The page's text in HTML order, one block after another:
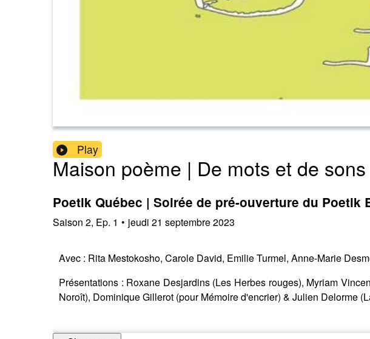
Play
Maison poème | De mots et de sons
Poetik Québec | Soirée de pré-ouverture du Poetik
Saison 2, Ep. 1 • jeudi 21 septembre 2023
Avec : Rita Mestokosho, Carole David, Emilie Turmel, Anne-Marie
Présentations : Roxane Desjardins (Les Herbes rouges), Myriam
Noroît), Dominique Gillerot (pour Mémoire d'encrier) & Julien Delorme